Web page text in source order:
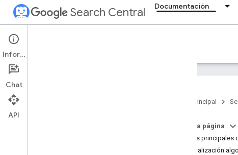
Search Central Documentación
Documentation
Fundamentos de SEO
Página principal
En esta página
Causas
Actualización
Información
Chat
API